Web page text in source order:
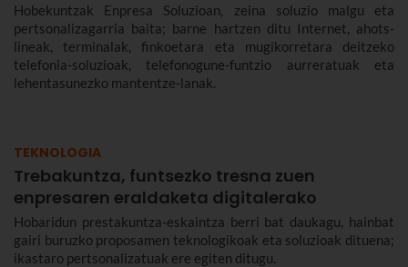
Hobekuntzak Enpresa Soluzioan, zeina soluzio malgu eta
pertsonalizagarria baita; barne hartzen ditu Internet, ahots-
lineak, terminalak, finkoetara eta mugikorretara deitzeko
telefonia-soluzioak, telefonogune-funtzio aurreratuak eta
lehentasunezko mantentze-lanak.
TEKNOLOGIA
Trebakuntza, funtsezko tresna zuen
enpresaren eraldaketa digitalerako
Hobaridun prestakuntza-eskaintza berri bat daukagu, hainbat
gairi buruzko proposamen teknologikoak eta soluzioak dituena;
ikastaro pertsonalizatuak ere egiten ditugu.